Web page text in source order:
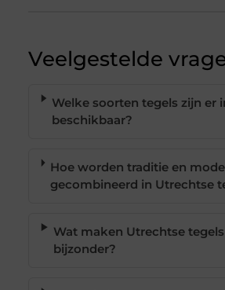
Veelgestelde
Welke soorten tegels zijn er
beschikbaar?
Hoe worden traditie en
gecombineerd in Utrechtse
Wat maken Utrechtse
bijzonder?